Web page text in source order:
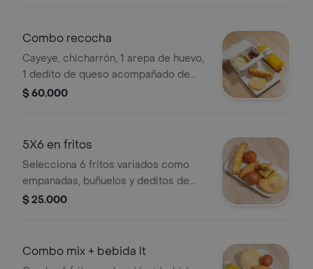
nuestro jugo de naranja 1 l. ideal para
Combo recocha
Cayeye, chicharrón, 1 arepa de huevo,
1 dedito de queso acompañado de
bebida a elegir 2 litros.
$ 60.000
5X6 en fritos
Selecciona 6 fritos variados como
empanadas, buñuelos y deditos de
queso.
$ 25.000
Combo mix + bebida lt